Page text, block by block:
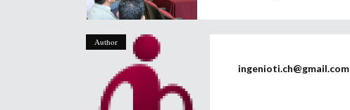
Author
ingenioti.ch@gmail.com